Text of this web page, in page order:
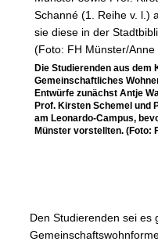
Die Studierenden aus dem
Gemeinschaftliches
Entwürfe zunächst Antje
Prof. Kirsten Schemel und
am Leonardo-Campus,
Münster vorstellten. (Foto:
Den Studierenden sei es